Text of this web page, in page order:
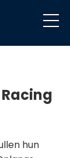
hun